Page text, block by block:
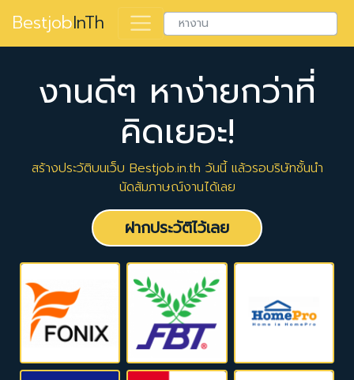
BestjobInTh
งานดีๆ หาง่ายกว่าที่
คิดเยอะ!
สร้างประวัติบนเว็บ Bestjob.in.th วันนี้ แล้วรอบริษัทชั้นนำ
นัดสัมภาษณ์งานได้เลย
ฝากประวัติไว้เลย